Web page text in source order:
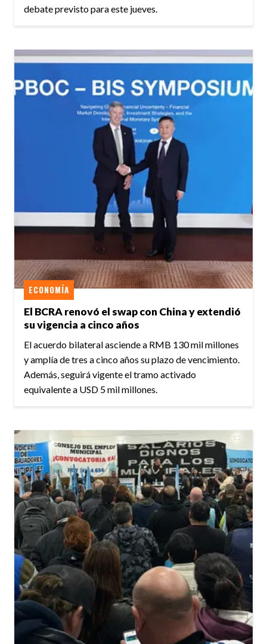
debate previsto para este jueves.
El BCRA renovó el swap con China y extendió
su vigencia a cinco años
ECONOMÍA
El acuerdo bilateral asciende a RMB 130 mil millones
y amplía de tres a cinco años su plazo de vencimiento.
Además, seguirá vigente el tramo activado
equivalente a USD 5 mil millones.